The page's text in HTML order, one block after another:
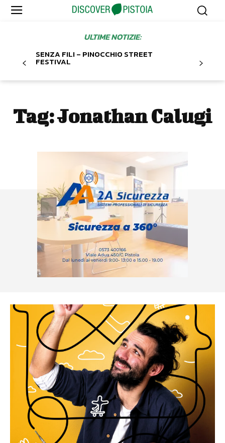
ULTIME NOTIZIE:
SENZA FILI – PINOCCHIO STREET
FESTIVAL
Tag:Jonathan Calugi